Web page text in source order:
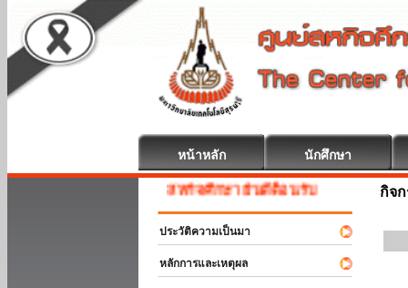
หน้าหลัก นักศึกษา
สหกิจศึกษา ยินดีต้อนรับ
ประวัติความเป็นมา
หลักการและเหตุผล
กิจ